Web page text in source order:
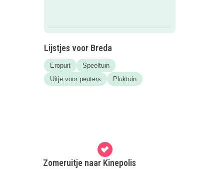
Lijstjes voor Breda
Eropuit
Speeltuin
Uitje voor peuters
Pluktuin
Zomeruitje naar Kinepolis